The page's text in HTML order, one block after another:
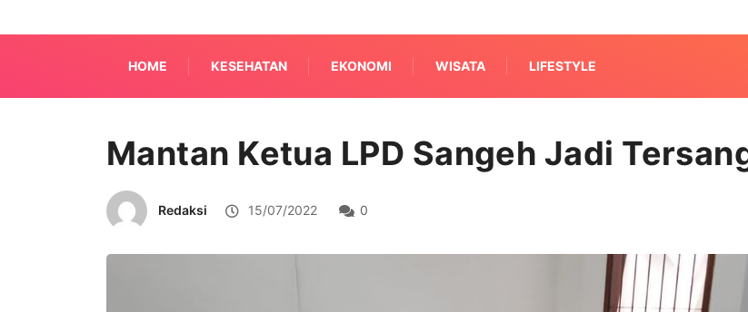
HOME KESEHATAN EKONOMI WISATA LIFESTYLE
Mantan Ketua LPD Sangeh Jadi
Redaksi 15/07/2022 0